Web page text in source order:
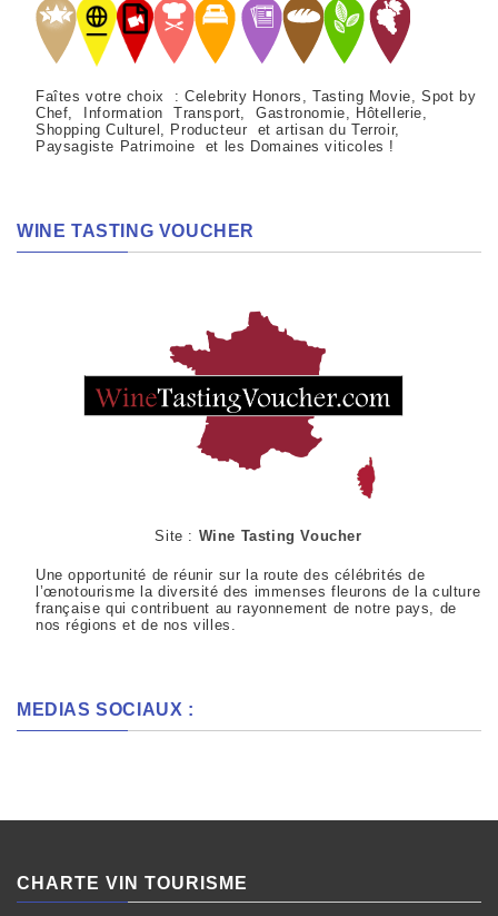
Faîtes votre choix : Celebrity Honors, Tasting Movie, Spot by
Chef, Information Transport, Gastronomie, Hôtellerie,
Shopping Culturel, Producteur et artisan du Terroir,
Paysagiste Patrimoine et les Domaines viticoles !
WINE TASTING VOUCHER
Site : Wine Tasting Voucher
Une opportunité de réunir sur la route des célébrités de
l’œnotourisme la diversité des immenses fleurons de la culture
française qui contribuent au rayonnement de notre pays, de
nos régions et de nos villes.
MEDIAS SOCIAUX :
CHARTE VIN TOURISME